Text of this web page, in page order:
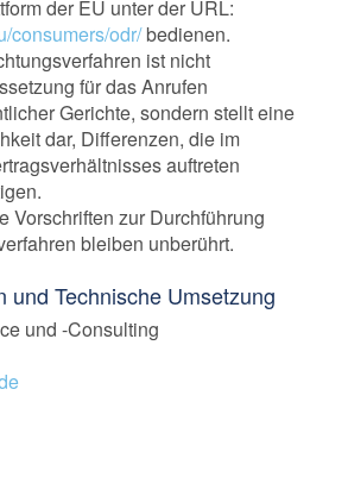
der EU unter der URL:
consumers/odr/bedienen.
ist nicht
für das Anrufen
Gerichte, sondern stellt eine
dar, Differenzen, die im
auftreten
Vorschriften zur Durchführung
bleiben unberührt.
und Technische Umsetzung
und -Consulting